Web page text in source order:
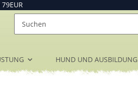
HUND UND AUSBILDUNG